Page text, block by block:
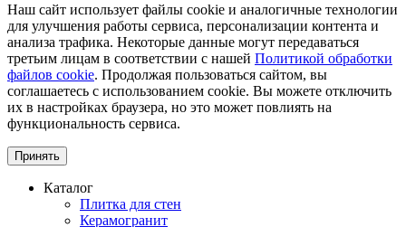
Наш сайт использует файлы cookie и аналогичные технологии
для улучшения работы сервиса, персонализации контента и
анализа трафика. Некоторые данные могут передаваться
третьим лицам в соответствии с нашей Политикой обработки
файлов cookie. Продолжая пользоваться сайтом, вы
соглашаетесь с использованием cookie. Вы можете отключить
их в настройках браузера, но это может повлиять на
функциональность сервиса.
Принять
Каталог
Плитка для стен
Керамогранит